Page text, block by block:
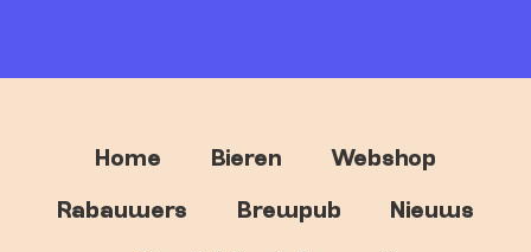
Home Bieren Webshop
Rabauwers Brewpub Nieuws